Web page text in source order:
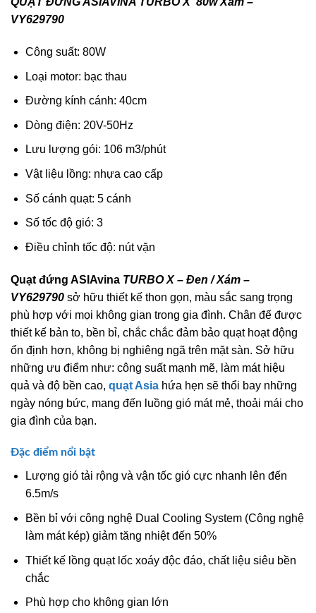
VY629790
Công suất: 80W
Loại motor: bạc thau
Đường kính cánh: 40cm
Dòng điện: 20V-50Hz
Lưu lượng gói: 106 m3/phút
Vật liệu lồng: nhựa cao cấp
Số cánh quạt: 5 cánh
Số tốc độ gió: 3
Điều chỉnh tốc độ: nút vặn
Quạt đứng ASIAvina TURBO X – Đen / Xám –
VY629790 sở hữu thiết kế thon gọn, màu sắc sang trọng
phù hợp với mọi không gian trong gia đình. Chân đế được
thiết kế bản to, bền bỉ, chắc chắc đảm bảo quạt hoạt động
ổn định hơn, không bị nghiêng ngã trên mặt sàn. Sở hữu
những ưu điểm như: công suất mạnh mẽ, làm mát hiệu
quả và độ bền cao, quạt Asia hứa hẹn sẽ thổi bay những
ngày nóng bức, mang đến luồng gió mát mẻ, thoải mái cho
gia đình của bạn.
Đặc điểm nổi bật
Lượng gió tải rộng và vận tốc gió cực nhanh lên đến
6.5m/s
Bền bỉ với công nghệ Dual Cooling System (Công nghệ
làm mát kép) giảm tăng nhiệt đến 50%
Thiết kế lồng quạt lốc xoáy độc đáo, chất liệu siêu bền
chắc
Phù hợp cho không gian lớn